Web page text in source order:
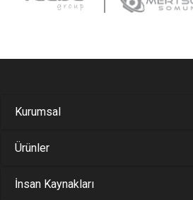
Kurumsal
Ürünler
İnsan Kaynakları